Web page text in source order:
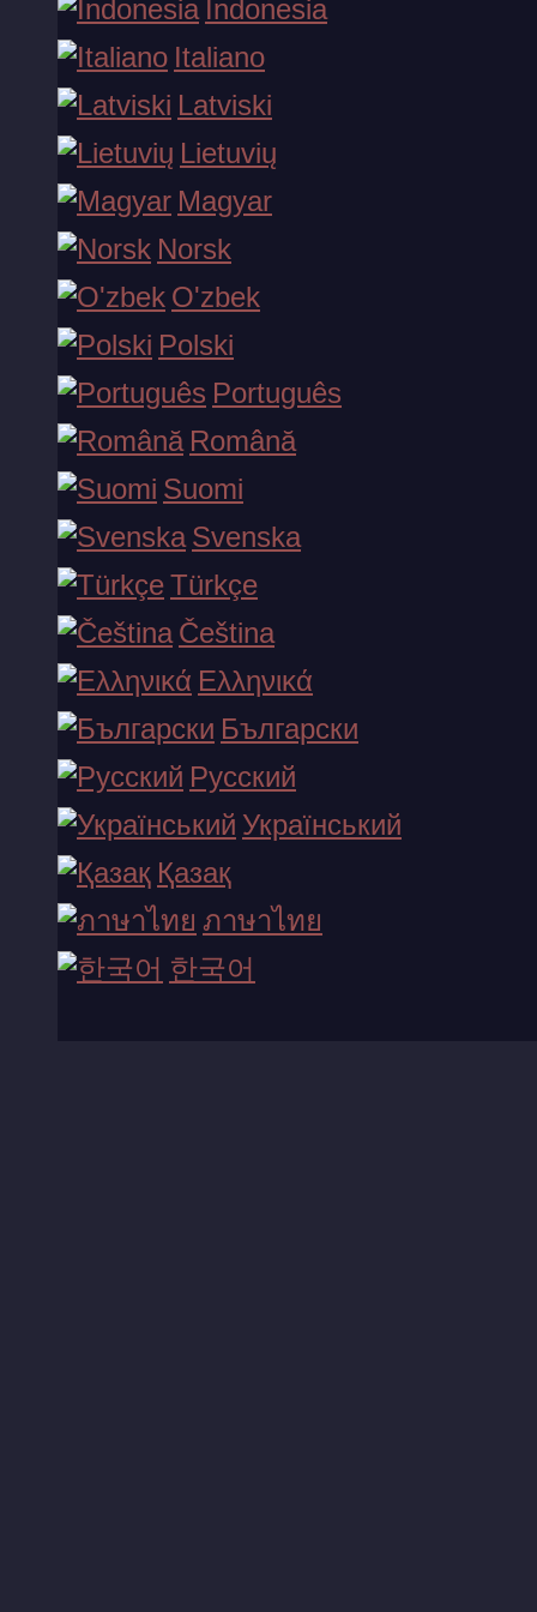
Indonesia
Italiano
Latviski
Lietuvių
Magyar
Norsk
O'zbek
Polski
Português
Română
Suomi
Svenska
Türkçe
Čeština
Ελληνικά
Български
Русский
Український
Қазақ
ภาษาไทย
한국어
Vavada biuro adresas:
Moracon Ltd. Strovolou, 213 3062, Nikosija, Kipras
Forma
Vardas:
E-pašto adresas:
Žinutė: